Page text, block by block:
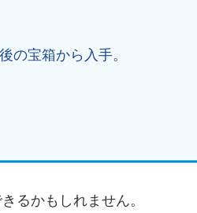
の宝箱から入手。
るかもしれません。